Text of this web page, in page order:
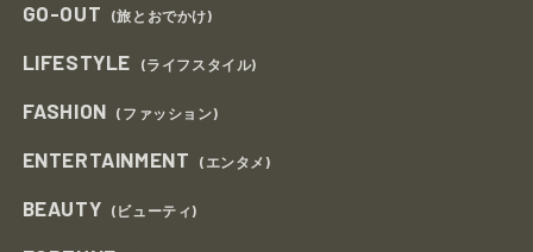
GO-OUT (旅とおでかけ)
LIFESTYLE (ライフスタイル)
FASHION (ファッション)
ENTERTAINMENT (エンタメ)
BEAUTY (ビューティ)